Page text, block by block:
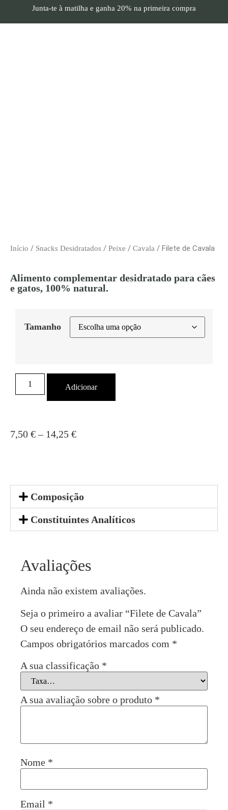
Junta-te à matilha e ganha 20% na primeira compra
Início / Snacks Desidratados / Peixe / Cavala / Filete de Cavala
Alimento complementar desidratado para cães
e gatos, 100% natural.
Tamanho
Adicionar
7,50 € – 14,25 €
Composição
Constituintes Analíticos
Avaliações
Ainda não existem avaliações.
Seja o primeiro a avaliar “Filete de Cavala”
O seu endereço de email não será publicado.
Campos obrigatórios marcados com *
A sua classificação *
A sua avaliação sobre o produto *
Nome *
Email *